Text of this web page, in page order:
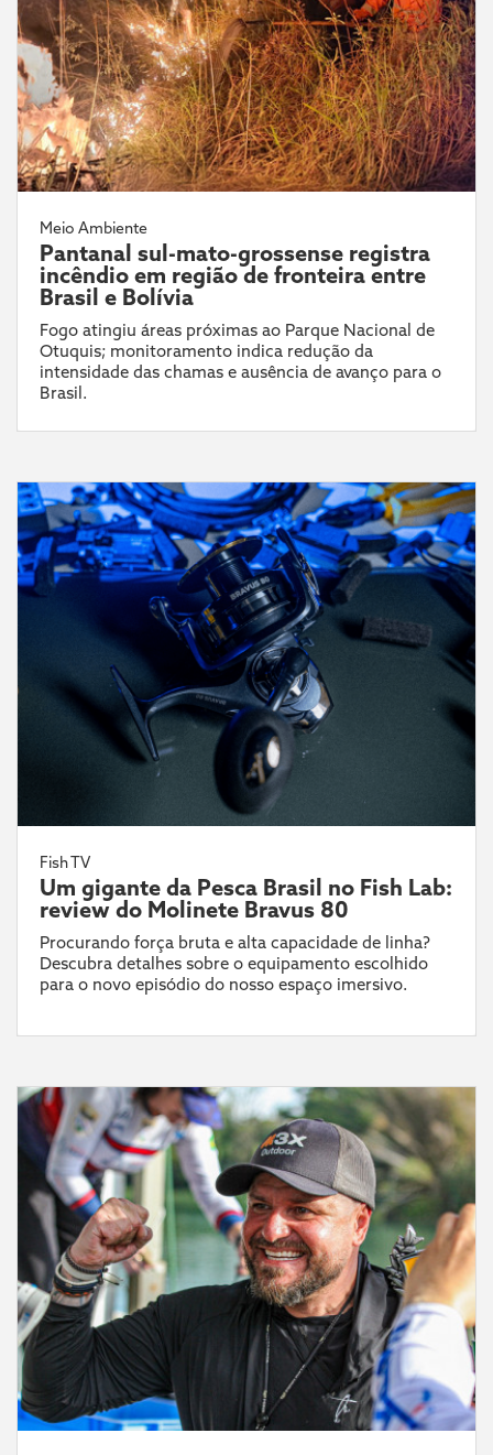
Meio Ambiente
Pantanal sul-mato-grossense registra
incêndio em região de fronteira entre
Brasil e Bolívia
Fogo atingiu áreas próximas ao Parque Nacional de
Otuquis; monitoramento indica redução da
intensidade das chamas e ausência de avanço para o
Brasil.
Fish TV
Um gigante da Pesca Brasil no Fish Lab:
review do Molinete Bravus 80
Procurando força bruta e alta capacidade de linha?
Descubra detalhes sobre o equipamento escolhido
para o novo episódio do nosso espaço imersivo.